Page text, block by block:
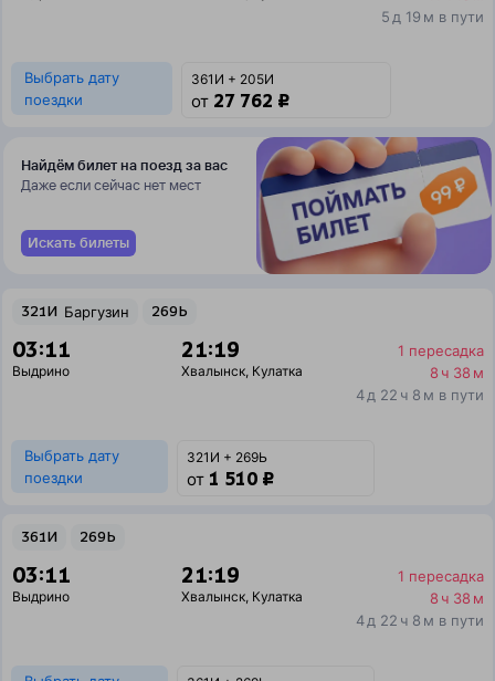
5 д 19 м в пути
Выбрать дату
поездки
361И + 205И
от 27 762 ₽
Найдём билет на поезд за вас
Даже если сейчас нет мест
Искать билеты
321И Баргузин 269Ь
03:11
Выдрино
21:19
Хвалынск, Кулатка
1 пересадка
8 ч 38 м
4 д 22 ч 8 м в пути
Выбрать дату
поездки
321И + 269Ь
от 1 510 ₽
361И 269Ь
03:11
Выдрино
21:19
Хвалынск, Кулатка
1 пересадка
8 ч 38 м
4 д 22 ч 8 м в пути